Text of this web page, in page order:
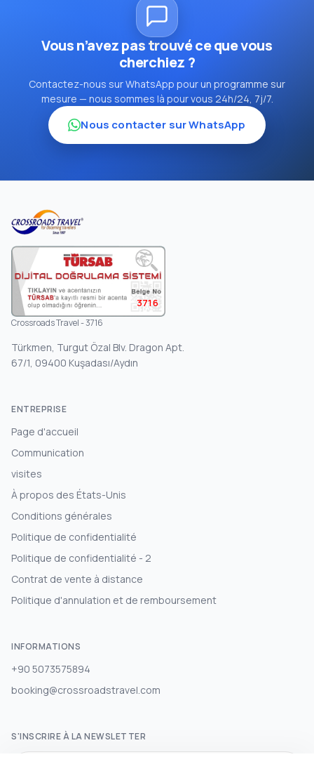
Vous n’avez pas trouvé ce que vous
cherchiez ?
Contactez-nous sur WhatsApp pour un programme sur
mesure — nous sommes là pour vous 24h/24, 7j/7.
Nous contacter sur WhatsApp
3716
Crossroads Travel - 3716
Türkmen, Turgut Özal Blv. Dragon Apt.
67/1, 09400 Kuşadası/Aydın
ENTREPRISE
Page d'accueil
Communication
visites
À propos des États-Unis
Conditions générales
Politique de confidentialité
Politique de confidentialité - 2
Contrat de vente à distance
Politique d'annulation et de remboursement
INFORMATIONS
+90 5073575894
booking@crossroadstravel.com
S'INSCRIRE À LA NEWSLETTER